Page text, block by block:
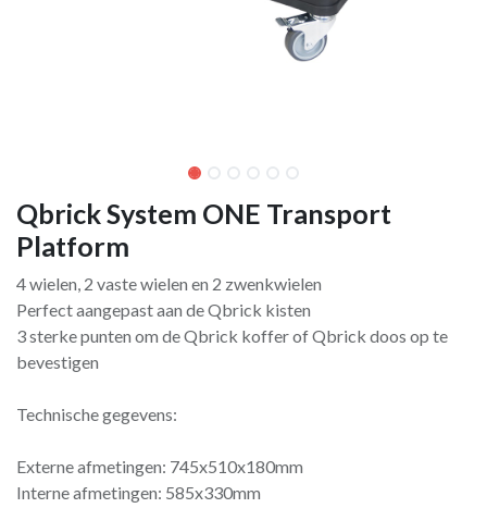
Qbrick System ONE Transport
Platform
4 wielen, 2 vaste wielen en 2 zwenkwielen
Perfect aangepast aan de Qbrick kisten
3 sterke punten om de Qbrick koffer of Qbrick doos op te
bevestigen
Technische gegevens:
Externe afmetingen: 745x510x180mm
Interne afmetingen: 585x330mm